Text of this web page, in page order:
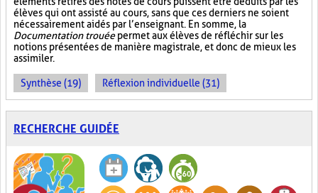
élèves qui ont assisté au cours, sans que ces derniers ne soient
nécessairement aidés par l’enseignant. En somme, la
Documentation trouéepermet aux élèves de réfléchir sur les
notions présentées de manière magistrale, et donc de mieux les
assimiler.
Synthèse (19) Réflexion individuelle (31)
RECHERCHE GUIDÉE